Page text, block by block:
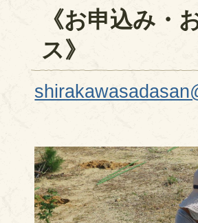
《お申込み・
ス》